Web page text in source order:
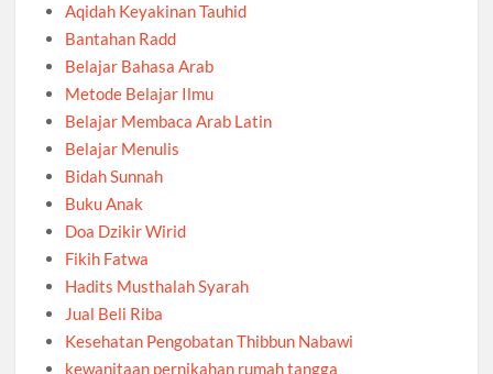
Aqidah Keyakinan Tauhid
Bantahan Radd
Belajar Bahasa Arab
Metode Belajar Ilmu
Belajar Membaca Arab Latin
Belajar Menulis
Bidah Sunnah
Buku Anak
Doa Dzikir Wirid
Fikih Fatwa
Hadits Musthalah Syarah
Jual Beli Riba
Kesehatan Pengobatan Thibbun Nabawi
kewanitaan pernikahan rumah tangga